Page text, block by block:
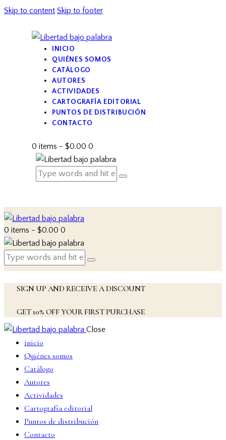
Skip to content Skip to footer
INICIO
QUIÉNES SOMOS
CATÁLOGO
AUTORES
ACTIVIDADES
CARTOGRAFÍA EDITORIAL
PUNTOS DE DISTRIBUCIÓN
CONTACTO
0 items - $0.00 0
0 items - $0.00 0
SIGN UP AND RECEIVE A DISCOUNT
GET 10% OFF YOUR FIRST PURCHASE
Close
inicio
Quiénes somos
Catálogo
Autores
Actividades
Cartografía editorial
Puntos de distribución
Contacto